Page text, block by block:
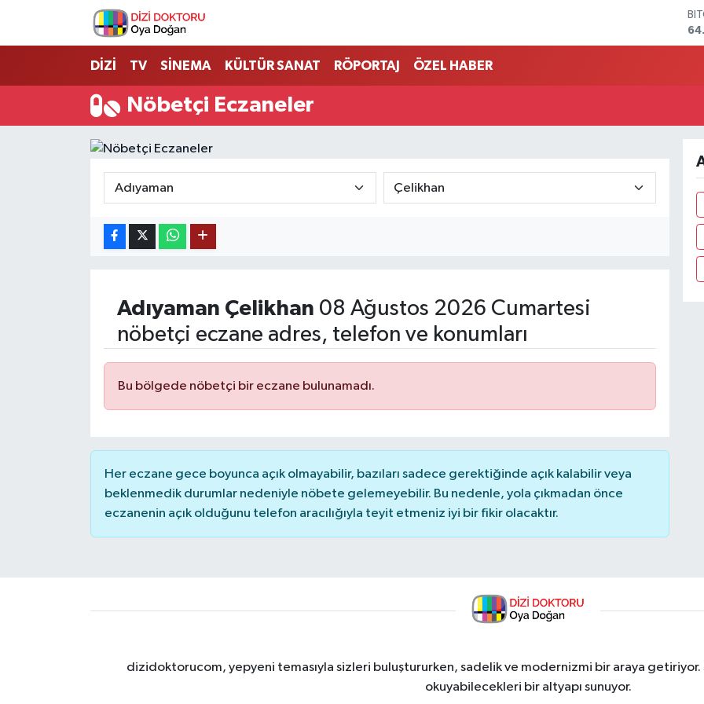
DİZİ TV SİNEMA KÜLTÜR SANAT RÖPORTAJ ÖZEL HABER
Nöbetçi Eczaneler
Adıyaman Çelikhan 08 Ağustos 2026 Cumartesi
nöbetçi eczane adres, telefon ve konumları
Bu bölgede nöbetçi bir eczane bulunamadı.
Her eczane gece boyunca açık olmayabilir, bazıları sadece gerektiğinde açık kalabilir veya
beklenmedik durumlar nedeniyle nöbete gelemeyebilir. Bu nedenle, yola çıkmadan önce
eczanenin açık olduğunu telefon aracılığıyla teyit etmeniz iyi bir fikir olacaktır.
dizidoktorucom, yepyeni temasıyla sizleri buluştururken, sadelik ve modernizmi bir araya getiriyor.
okuyabilecekleri bir altyapı sunuyor.
İstanbul Nöbetçi Eczaneler
İstanbul Hava Durumu
İstanbul Namaz Vakitleri
Son Dakika Haberleri